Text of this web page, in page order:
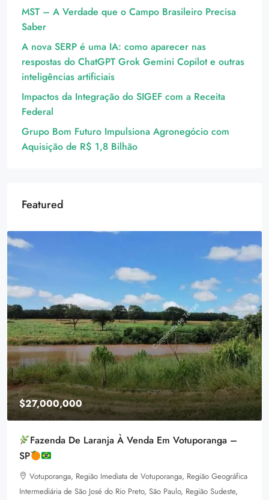
MST – A Verdade que o Campo Brasileiro Precisa
Saber
A nova SERP é uma IA: como aparecer nas
respostas do ChatGPT Grok Gemini Copilot e outras
inteligências artificiais
Impactos da Integração do SIGEF com a Receita
Federal
Grupo Bom Futuro Impulsiona Agronegócio com
Aquisição de R$ 1,8 Bilhão
Featured
$27,000,000
Fazenda De Laranja À Venda Em Votuporanga –
SP
Votuporanga, Região Imediata de Votuporanga, Região Geográfica
Intermediária de São José do Rio Preto, São Paulo, Região Sudeste,